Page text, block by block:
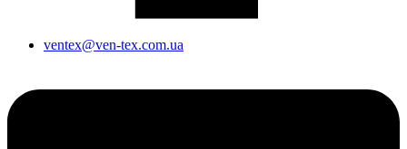
ventex@ven-tex.com.ua